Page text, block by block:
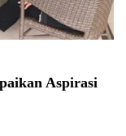
Aspirasi